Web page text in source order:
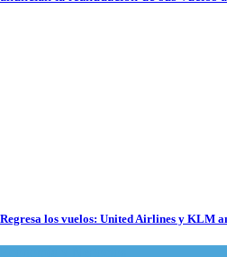
Regresa los vuelos: United Airlines y KLM